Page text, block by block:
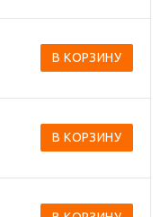
В КОРЗИНУ
В КОРЗИНУ